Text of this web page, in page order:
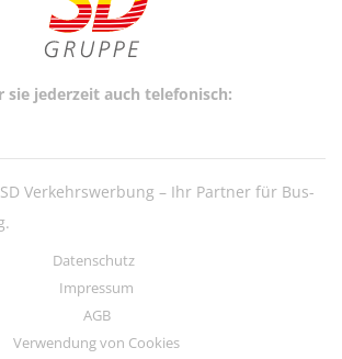
sie jederzeit auch telefonisch:
Verkehrswerbung – Ihr Partner für Bus-
Datenschutz
Impressum
AGB
Verwendung von Cookies